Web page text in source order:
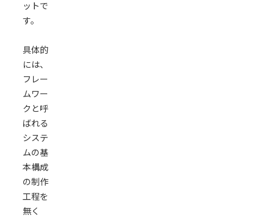
ットで
す。
具体的
には、
フレー
ムワー
クと呼
ばれる
システ
ムの基
本構成
の制作
工程を
無く